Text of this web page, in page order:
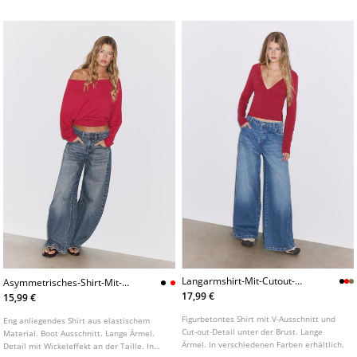
Asymmetrisches-Shirt-Mit-
Wickeleffekt
15,99 €
Eng anliegendes Shirt aus elastischem
Material. Boot Ausschnitt. Lange Ärmel.
Detail mit Wickeleffekt an der Taille. In
Langarmshirt-Mit-Cutout-
Unter-Der-Brust
17,99 €
Figurbetontes Shirt mit V-Ausschnitt und
Cut-out-Detail unter der Brust. Lange
Ärmel. In verschiedenen Farben erhältlich.